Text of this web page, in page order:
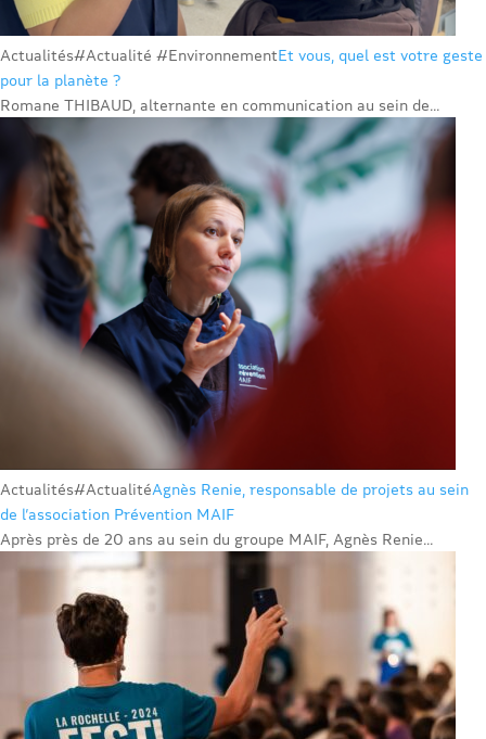
Actualités#Actualité #EnvironnementEt vous, quel est votre geste
pour la planète ?
Romane THIBAUD, alternante en communication au sein de...
Actualités#ActualitéAgnès Renie, responsable de projets au sein
de l’association Prévention MAIF
Après près de 20 ans au sein du groupe MAIF, Agnès Renie...